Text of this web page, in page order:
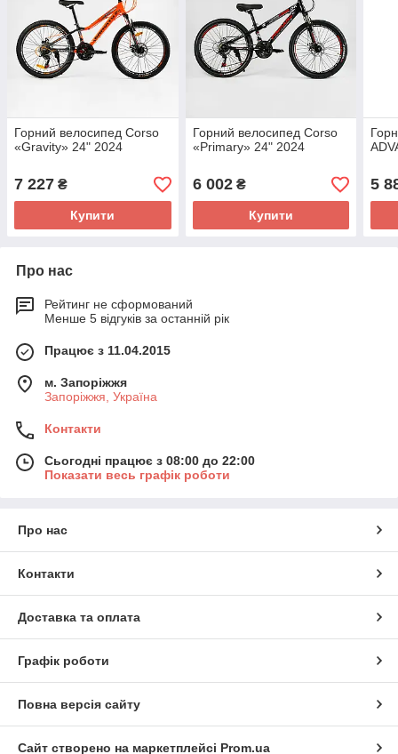
Горний велосипед Corso
«Gravity» 24" 2024
7 227 ₴
Купити
Горний велосипед Corso
«Primary» 24" 2024
6 002₴
Купити
5
Про нас
Рейтинг не сформований
Менше 5 відгуків за останній рік
Працює з 11.04.2015
м. Запоріжжя
Запоріжжя, Україна
Контакти
Сьогодні працює з 08:00 до 22:00
Показати весь графік роботи
Про нас
Контакти
Доставка та оплата
Графік роботи
Повна версія сайту
Сайт створено на маркетплейсі Prom.ua